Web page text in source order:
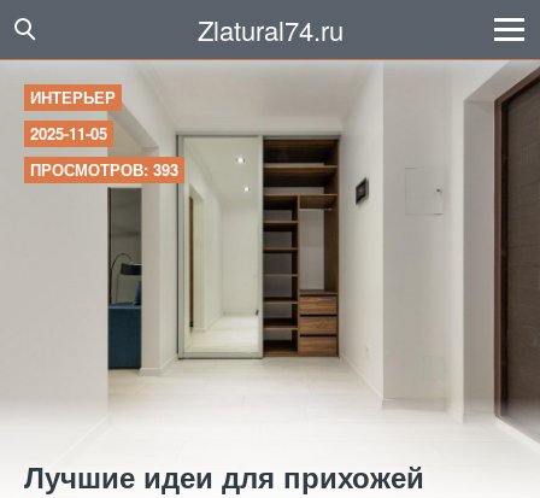
Zlatural74.ru
ИНТЕРЬЕР
2025-11-05
ПРОСМОТРОВ: 393
Лучшие идеи для прихожей